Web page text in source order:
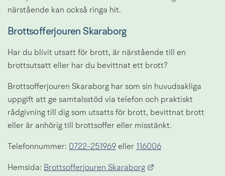
närstående kan också ringa hit.
Brottsofferjouren Skaraborg
Har du blivit utsatt för brott, är närstående till en
brottsutsatt eller har du bevittnat ett brott?
Brottsofferjouren Skaraborg har som sin huvudsakliga
uppgift att ge samtalsstöd via telefon och praktiskt
rådgivning till dig som utsatts för brott, bevittnat brott
eller är anhörig till brottsoffer eller misstänkt.
Telefonnummer: 0722-251969 eller 116006
Hemsida: Brottsofferjouren Skaraborg